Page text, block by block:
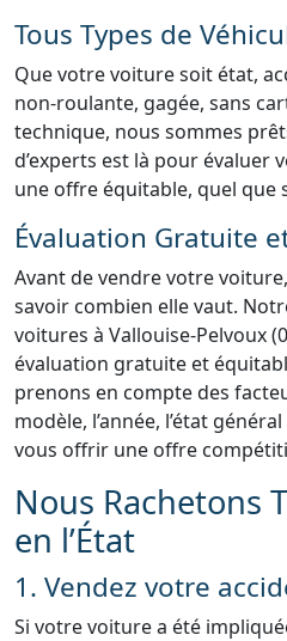
Tous Types de
Que votre voiture soit état,
non-roulante, gagée, sans
technique, nous sommes
d’experts est là pour évaluer
une offre équitable, quel que
Évaluation Gratuite
Avant de vendre votre
savoir combien elle vaut.
voitures à Vallouise-Pelvoux
évaluation gratuite et
prenons en compte des
modèle, l’année, l’état
vous offrir une offre
Nous Rachetons
en l’État
1. Vendez votre
Si votre voiture a été